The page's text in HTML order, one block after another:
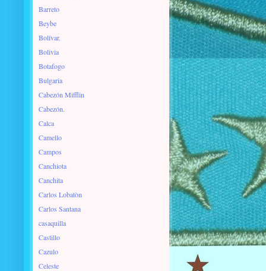
Barreto
Beybe
Bolívar.
Bolivia
Botafogo
Bulgaria
Cabezón Mifflin
Cabezón.
Calca
Camello
Campos
Canchiota
Canchita
Carlos Lobatòn
Carlos Santana
casaquilla
Castillo
Cazulo
Celeste